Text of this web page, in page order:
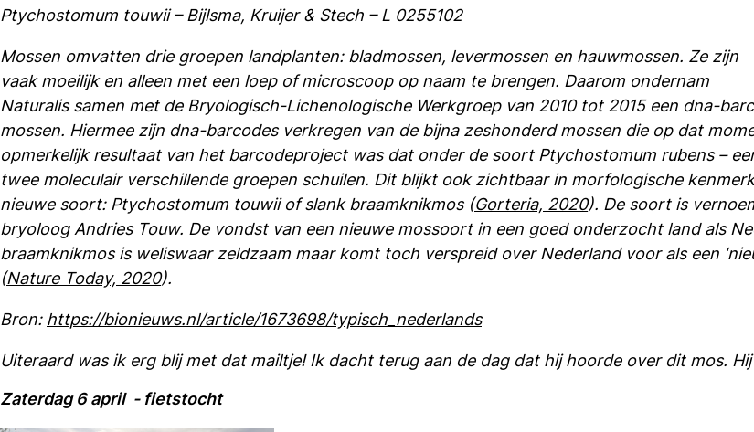
Ptychostomum touwii – Bijlsma, Kruijer & Stech – L 0255102
Mossen omvatten drie groepen landplanten: bladmossen, levermossen en hauwmossen. Ze zijn
vaak moeilijk en alleen met een loep of microscoop op naam te brengen. Daarom ondernam
Naturalis samen met de Bryologisch-Lichenologische Werkgroep van 2010 tot 2015 een dna-
mossen. Hiermee zijn dna-barcodes verkregen van de bijna zeshonderd mossen die op dat
opmerkelijk resultaat van het barcodeproject was dat onder de soort Ptychostomum rubens –
twee moleculair verschillende groepen schuilen. Dit blijkt ook zichtbaar in morfologische
nieuwe soort: Ptychostomum touwii of slank braamknikmos (Gorteria, 2020). De soort is
bryoloog Andries Touw. De vondst van een nieuwe mossoort in een goed onderzocht land als
braamknikmos is weliswaar zeldzaam maar komt toch verspreid over Nederland voor als een
(Nature Today, 2020).
Bron: https://bionieuws.nl/article/1673698/typisch_nederlands
Uiteraard was ik erg blij met dat mailtje! Ik dacht terug aan de dag dat hij hoorde over dit mos.
Zaterdag 6 april - fietstocht